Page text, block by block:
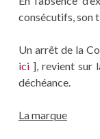
consécutifs, son
Un arrêt de la
ici], revient sur
déchéance.
La marque